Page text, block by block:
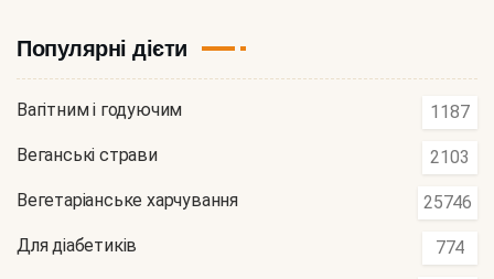
Популярні дієти
Вагітним і годуючим 1187
Веганські страви 2103
Вегетаріанське харчування 25746
Для діабетиків 774